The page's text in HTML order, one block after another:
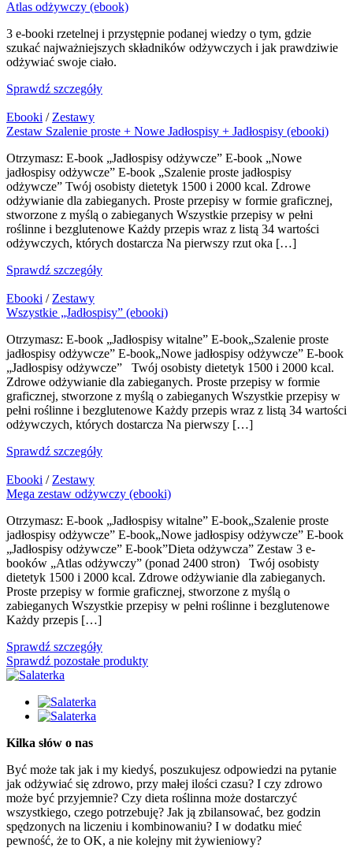
Atlas odżywczy (ebook)
3 e-booki rzetelnej i przystępnie podanej wiedzy o tym, gdzie
szukać najważniejszych składników odżywczych i jak prawdziwie
odżywiać swoje ciało.
Sprawdź szczegóły
Ebooki / Zestawy
Zestaw Szalenie proste + Nowe Jadłospisy + Jadłospisy (ebooki)
Otrzymasz: E-book „Jadłospisy odżywcze” E-book „Nowe
jadłospisy odżywcze” E-book „Szalenie proste jadłospisy
odżywcze” Twój osobisty dietetyk 1500 i 2000 kcal. Zdrowe
odżywianie dla zabieganych. Proste przepisy w formie graficznej,
stworzone z myślą o zabieganych Wszystkie przepisy w pełni
roślinne i bezglutenowe Każdy przepis wraz z listą 34 wartości
odżywczych, których dostarcza Na pierwszy rzut oka […]
Sprawdź szczegóły
Ebooki / Zestawy
Wszystkie „Jadłospisy” (ebooki)
Otrzymasz: E-book „Jadłospisy witalne” E-book„Szalenie proste
jadłospisy odżywcze” E-book„Nowe jadłospisy odżywcze” E-book
„Jadłospisy odżywcze” Twój osobisty dietetyk 1500 i 2000 kcal.
Zdrowe odżywianie dla zabieganych. Proste przepisy w formie
graficznej, stworzone z myślą o zabieganych Wszystkie przepisy w
pełni roślinne i bezglutenowe Każdy przepis wraz z listą 34 wartości
odżywczych, których dostarcza Na pierwszy […]
Sprawdź szczegóły
Ebooki / Zestawy
Mega zestaw odżywczy (ebooki)
Otrzymasz: E-book „Jadłospisy witalne” E-book„Szalenie proste
jadłospisy odżywcze” E-book„Nowe jadłospisy odżywcze” E-book
„Jadłospisy odżywcze” E-book”Dieta odżywcza” Zestaw 3 e-
booków „Atlas odżywczy” (ponad 2400 stron) Twój osobisty
dietetyk 1500 i 2000 kcal. Zdrowe odżywianie dla zabieganych.
Proste przepisy w formie graficznej, stworzone z myślą o
zabieganych Wszystkie przepisy w pełni roślinne i bezglutenowe
Każdy przepis […]
Sprawdź szczegóły
Sprawdź pozostałe produkty
Kilka słów o nas
Być może tak jak i my kiedyś, poszukujesz odpowiedzi na pytanie
jak odżywiać się zdrowo, przy małej ilości czasu? I czy zdrowo
może być przyjemnie? Czy dieta roślinna może dostarczyć
wszystkiego, czego potrzebuję? Jak ją zbilansować, bez godzin
spędzonych na liczeniu i kombinowaniu? I w dodatku mieć
pewność, że to OK, a nie kolejny mit żywieniowy?